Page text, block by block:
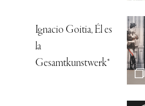
Ignacio Goitia, Él es
la
Gesamtkunstwerk*